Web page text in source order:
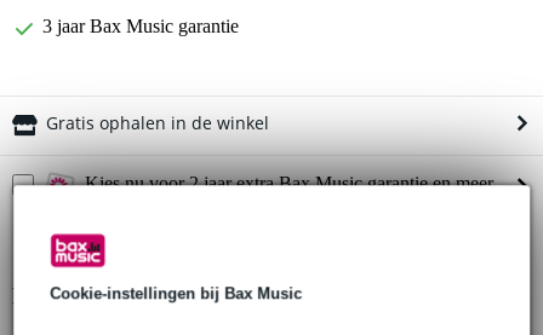
Cookie-instellingen bij Bax Music
3 jaar Bax Music garantie
Gratis ophalen in de winkel
Kies nu voor 2 jaar extra Bax Music garantie en meer
€ 6,45 eenmalig
Productinformatie